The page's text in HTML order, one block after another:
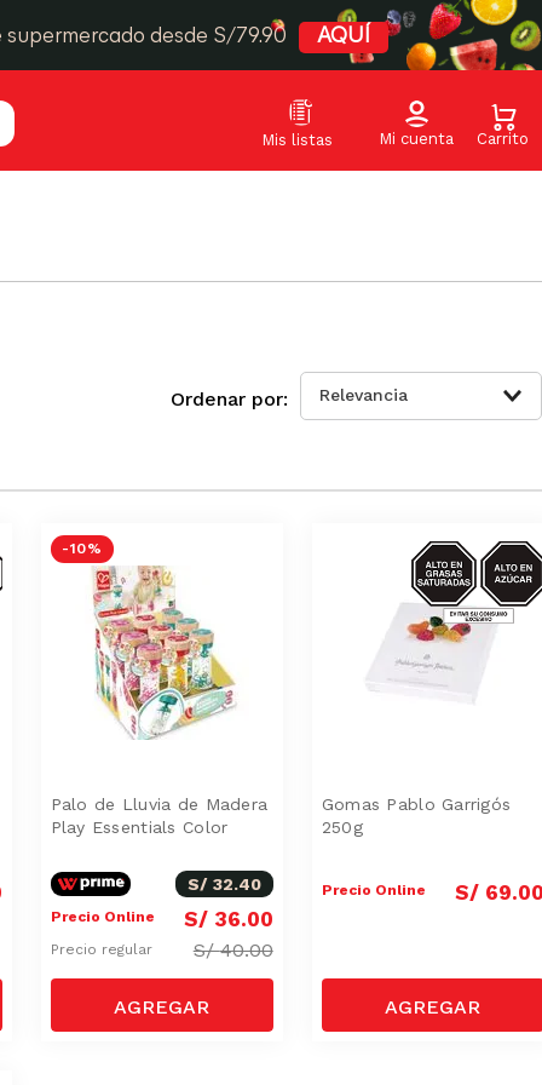
desde S/79.90 AQUÍ
Relevancia
-10 %
Palo de Lluvia de Madera
Play Essentials Color
S/ 32.40
Precio Online S/ 36.00
Precio regular S/40.00
AZUCAR/
SAT
Gomas Pablo Garrigós
250g
Precio Online S/ 69.